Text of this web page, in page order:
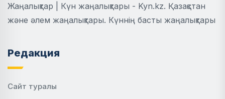
Жаңалықтар | Күн жаңалықтары - Kyn.kz. Қазақстан
және әлем жаңалықтары. Күннің басты жаңалықтары
Редакция
Сайт туралы